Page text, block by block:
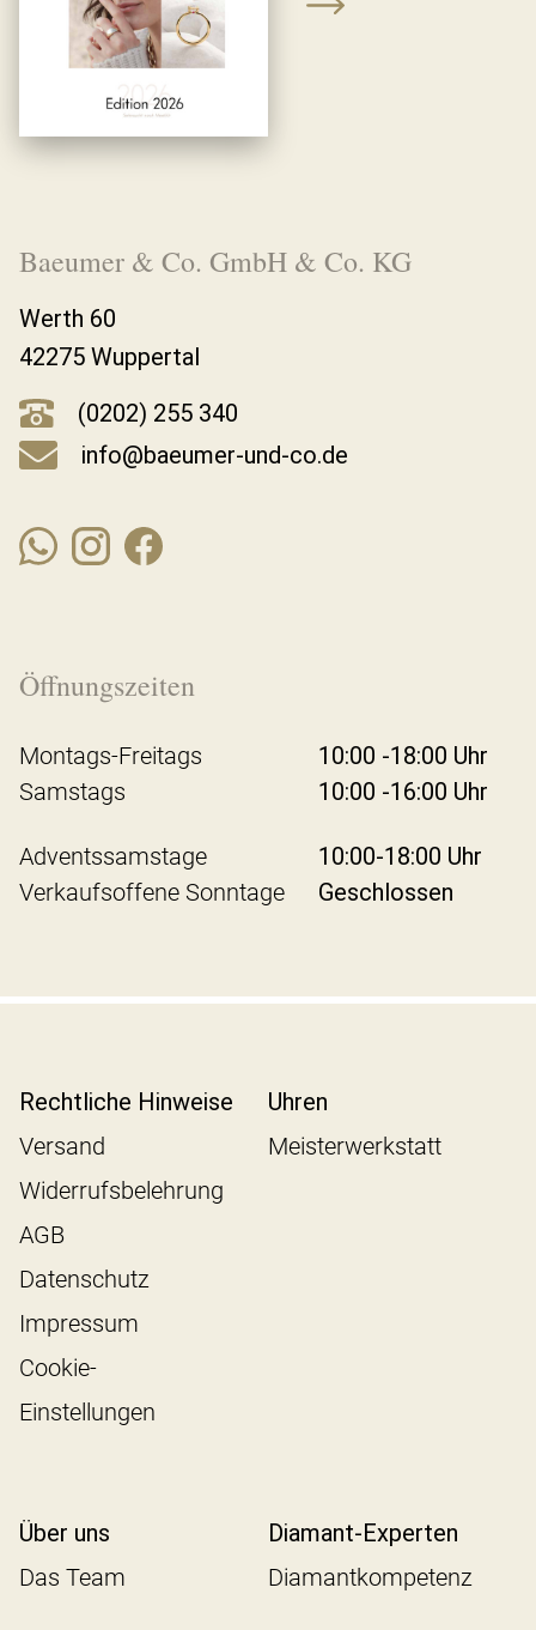
Baeumer & Co. GmbH & Co. KG
Werth 60
42275 Wuppertal
(0202) 255 340
info@baeumer-und-co.de
Öffnungszeiten
Montags-Freitags
10:00 -18:00 Uhr
Samstags
10:00 -16:00 Uhr
Adventssamstage
10:00-18:00 Uhr
Verkaufsoffene Sonntage
Geschlossen
Rechtliche Hinweise
Versand
Widerrufsbelehrung
AGB
Datenschutz
Impressum
Cookie-
Einstellungen
Uhren
Meisterwerkstatt
Über uns
Das Team
Diamant-Experten
Diamantkompetenz